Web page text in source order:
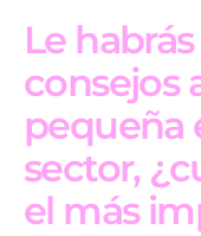
Le
consejos
pequeña
sector,
el más